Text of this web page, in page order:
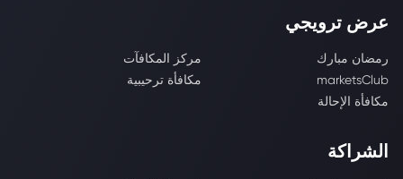
عرض ترويجي
رمضان مبارك
مركز المكافآت
marketsClub
مكافأة ترحيبية
مكافأة الإحالة
الشراكة